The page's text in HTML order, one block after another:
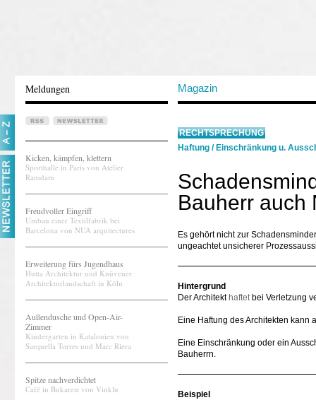
Meldungen Magazin
Kicken, kämpfen, klettern
Sporthalle in Paris von Atelier
Ramdam
Freudvoller Eingriff
Umbau einer Textilfabrik bei
Barcelona von NUA arquitectures
Erweiterung fürs Jugendhaus
Hutta Architektur und Knüvener
Architekturlandschaft in Köln
Außendusche und Open-Air-
Zimmer
Kindergarten in Katalonien von
Sarquella Torres und Marc Riera
Spitze nachverdichtet
Café in Bukarest von Vinklu
RECHTSPRECHUNG
Haftung / Einschränkung u.
Bauherr auch
Es gehört nicht zur
ungeachtet unsicherer
Hintergrund
Der Architekt haftetbei Verletzung
Eine Haftung des Architekten
Eine Einschränkung oder ein
Bauherrn.
Beispiel